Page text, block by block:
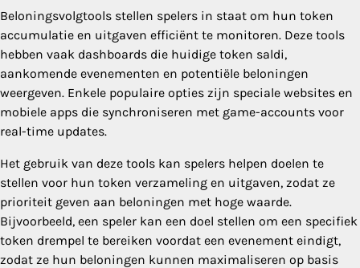
Beloningsvolgtools stellen spelers in staat om hun token
accumulatie en uitgaven efficiënt te monitoren. Deze tools
hebben vaak dashboards die huidige token saldi,
aankomende evenementen en potentiële beloningen
weergeven. Enkele populaire opties zijn speciale websites en
mobiele apps die synchroniseren met game-accounts voor
real-time updates.
Het gebruik van deze tools kan spelers helpen doelen te
stellen voor hun token verzameling en uitgaven, zodat ze
prioriteit geven aan beloningen met hoge waarde.
Bijvoorbeeld, een speler kan een doel stellen om een specifiek
token drempel te bereiken voordat een evenement eindigt,
zodat ze hun beloningen kunnen maximaliseren op basis